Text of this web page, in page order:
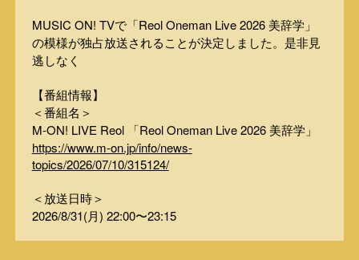
MUSIC ON! TVで「Reol Oneman Live 2026 美辞学」
の模様が独占放送されることが決定しました。是非見
逃しなく
【番組情報】
＜番組名＞
M-ON! LIVE Reol 「Reol Oneman Live 2026 美辞学」
https://www.m-on.jp/info/news-
topics/2026/07/10/315124/
＜放送日時＞
2026/8/31(月) 22:00〜23:15